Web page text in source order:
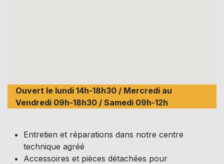
Ouvert le lundi 14h-18h30 / Mercredi au
Vendredi 09h-18h30 / Samedi 09h-12h
Entretien et réparations dans notre centre
technique agréé
Accessoires et pièces détachées pour